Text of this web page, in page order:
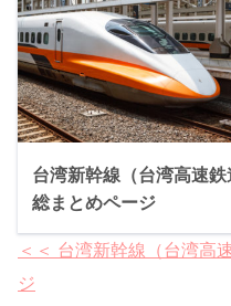
台湾新幹線（台湾高速
総まとめページ
＜＜ 台湾新幹線（台湾高
ジ